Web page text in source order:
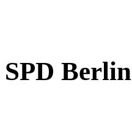
SPD Berlin